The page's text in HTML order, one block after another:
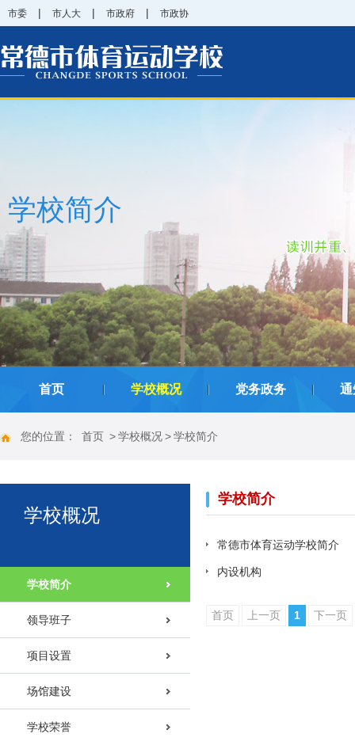
市委 | 市人大 | 市政府 | 市政协
学校简介
首页 学校概况 党务政务 通
您的位置： 首页 >学校概况>学校简介
学校概况
学校简介
领导班子
项目设置
场馆建设
学校荣誉
学校简介
常德市体育运动学校简介
内设机构
首页 上一页 1 下一页